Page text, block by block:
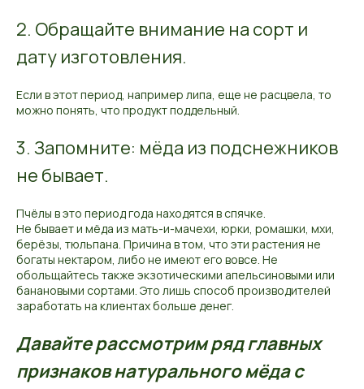
2. Обращайте внимание на сорт и
дату изготовления.
Если в этот период, например липа, еще не расцвела, то
можно понять, что продукт поддельный.
3. Запомните: мёда из подснежников
не бывает.
Пчёлы в это период года находятся в спячке.
Не бывает и мёда из мать-и-мачехи, юрки, ромашки, мхи,
берёзы, тюльпана. Причина в том, что эти растения не
богаты нектаром, либо не имеют его вовсе. Не
обольщайтесь также экзотическими апельсиновыми или
банановыми сортами. Это лишь способ производителей
заработать на клиентах больше денег.
Давайте рассмотрим ряд главных
признаков натурального мёда с